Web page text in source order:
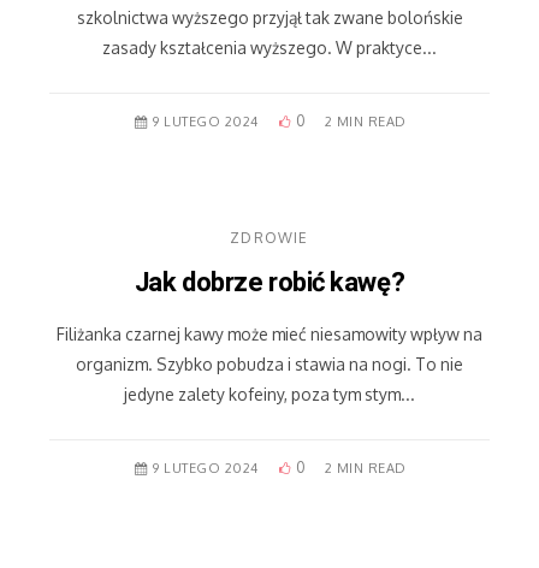
szkolnictwa wyższego przyjął tak zwane bolońskie
zasady kształcenia wyższego. W praktyce...
9 LUTEGO 2024 0 2 MIN READ
ZDROWIE
Jak dobrze robić kawę?
Filiżanka czarnej kawy może mieć niesamowity wpływ na
organizm. Szybko pobudza i stawia na nogi. To nie
jedyne zalety kofeiny, poza tym stym...
9 LUTEGO 2024 0 2 MIN READ